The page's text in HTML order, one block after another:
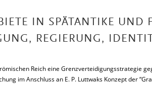
IN SPÄTANTIKE UND
REGIERUNG,
Reich eine Grenzverteidigungsstrategie
im Anschluss an E. P. Luttwaks Konzept der